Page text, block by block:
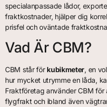
specialanpassade lådor,
fraktkostnader, hjälper dig
prisfel och oväntade
Vad Är CBM?
CBM står förkubikmeter, en
hur mycket utrymme en låda,
Fraktföretag använder CBM
flygfrakt och ibland även